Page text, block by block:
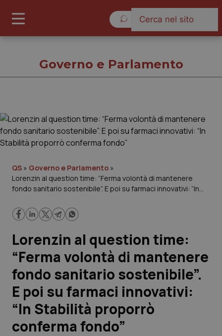
Cronache
Governo e Parlamento
Regioni e Asl
Lavoro e Professioni
Scienza e Farmaci
Studi e Analisi
Lettere al direttore
Edizioni Regionali
Governo e Parlamento
QS » Governo e Parlamento »
Lorenzin al question time: “Ferma volontà di mantenere
fondo sanitario sostenibile”. E poi su farmaci innovativi: “In
Lorenzin al question time:
“Ferma volontà di mantenere
fondo sanitario sostenibile”.
E poi su farmaci innovativi:
“In Stabilità proporrò
conferma fondo”